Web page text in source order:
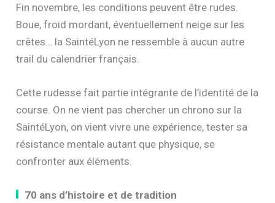
Fin novembre, les conditions peuvent être rudes.
Boue, froid mordant, éventuellement neige sur les
crêtes… la SaintéLyon ne ressemble à aucun autre
trail du calendrier français.
Cette rudesse fait partie intégrante de l’identité de la
course. On ne vient pas chercher un chrono sur la
SaintéLyon, on vient vivre une expérience, tester sa
résistance mentale autant que physique, se
confronter aux éléments.
70 ans d’histoire et de tradition